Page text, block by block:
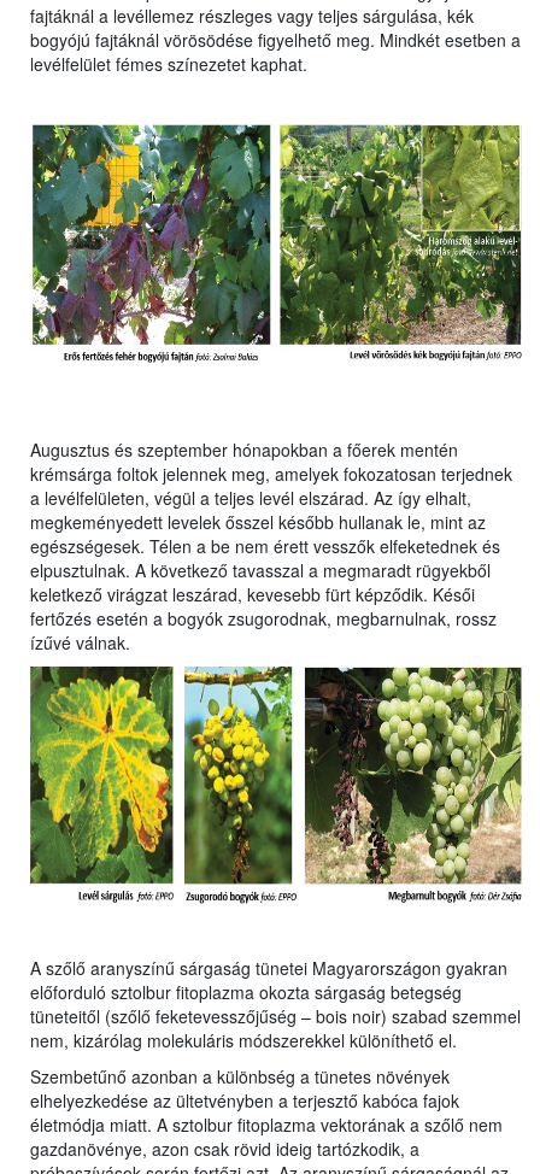
fajtáknál a levéllemez részleges vagy teljes sárgulása, kék
bogyójú fajtáknál vörösödése figyelhető meg. Mindkét esetben a
levélfelület fémes színezetet kaphat.
Augusztus és szeptember hónapokban a főerek mentén
krémsárga foltok jelennek meg, amelyek fokozatosan terjednek
a levélfelületen, végül a teljes levél elszárad. Az így elhalt,
megkeményedett levelek ősszel később hullanak le, mint az
egészségesek. Télen a be nem érett vesszők elfeketednek és
elpusztulnak. A következő tavasszal a megmaradt rügyekből
keletkező virágzat leszárad, kevesebb fürt képződik. Késői
fertőzés esetén a bogyók zsugorodnak, megbarnulnak, rossz
ízűvé válnak.
A szőlő aranyszínű sárgaság tünetei Magyarországon gyakran
előforduló sztolbur fitoplazma okozta sárgaság betegség
tüneteitől (szőlő feketevesszőjűség – bois noir) szabad szemmel
nem, kizárólag molekuláris módszerekkel különíthető el.
Szembetűnő azonban a különbség a tünetes növények
elhelyezkedése az ültetvényben a terjesztő kabóca fajok
életmódja miatt. A sztolbur fitoplazma vektorának a szőlő nem
gazdanövénye, azon csak rövid ideig tartózkodik, a